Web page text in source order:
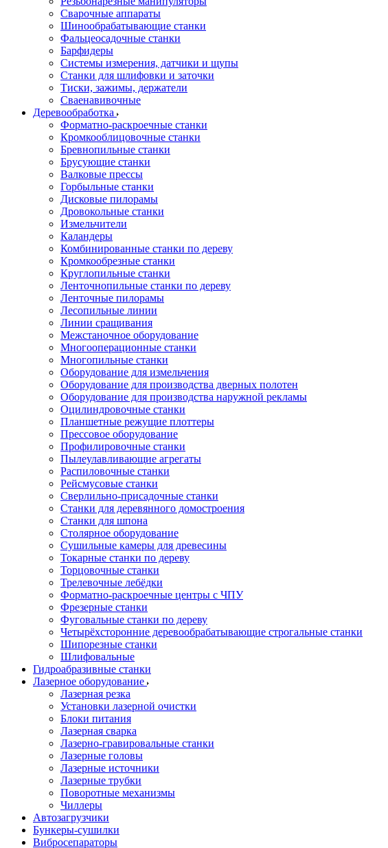
Сварочные аппараты
Шинообрабатывающие станки
Фальцеосадочные станки
Барфидеры
Системы измерения, датчики и щупы
Станки для шлифовки и заточки
Тиски, зажимы, держатели
Cваенавивочные
Деревообработка
Форматно-раскроечные станки
Кромкооблицовочные станки
Бревнопильные станки
Брусующие станки
Валковые прессы
Горбыльные станки
Дисковые пилорамы
Дровокольные станки
Измельчители
Каландеры
Комбинированные станки по дереву
Кромкообрезные станки
Круглопильные станки
Ленточнопильные станки по дереву
Ленточные пилорамы
Лесопильные линии
Линии сращивания
Межстаночное оборудование
Многооперационные станки
Многопильные станки
Оборудование для измельчения
Оборудование для производства дверных полотен
Оборудование для производства наружной рекламы
Оцилиндровочные станки
Планшетные режущие плоттеры
Прессовое оборудование
Профилировочные станки
Пылеулавливающие агрегаты
Распиловочные станки
Рейсмусовые станки
Сверлильно-присадочные станки
Станки для деревянного домостроения
Станки для шпона
Столярное оборудование
Сушильные камеры для древесины
Токарные станки по дереву
Торцовочные станки
Трелевочные лебёдки
Форматно-раскроечные центры с ЧПУ
Фрезерные станки
Фуговальные станки по дереву
Четырёхсторонние деревообрабатывающие строгальные станки
Шипорезные станки
Шлифовальные
Гидроабразивные станки
Лазерное оборудование
Лазерная резка
Установки лазерной очистки
Блоки питания
Лазерная сварка
Лазерно-гравировальные станки
Лазерные головы
Лазерные источники
Лазерные трубки
Поворотные механизмы
Чиллеры
Автозагрузчики
Бункеры-сушилки
Вибросепараторы